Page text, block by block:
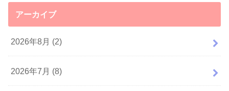
アーカイブ
2026年8月 (2)
2026年7月 (8)